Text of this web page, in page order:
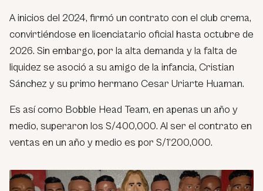
A inicios del 2024, firmó un contrato con el club crema,
convirtiéndose en licenciatario oficial hasta octubre de
2026. Sin embargo, por la alta demanda y la falta de
liquidez se asoció a su amigo de la infancia, Cristian
Sánchez y su primo hermano Cesar Uriarte Huaman.
Es así como Bobble Head Team, en apenas un año y
medio, superaron los S/400,000. Al ser el contrato en
ventas en un año y medio es por S/1’200,000.